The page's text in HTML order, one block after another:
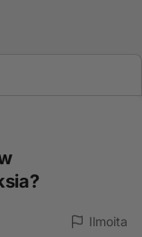
Ilmoita